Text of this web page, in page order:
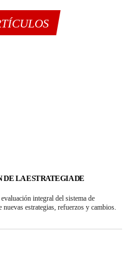
DE LA ESTRATEGIA DE
integral del sistema de
estrategias, refuerzos y cambios.